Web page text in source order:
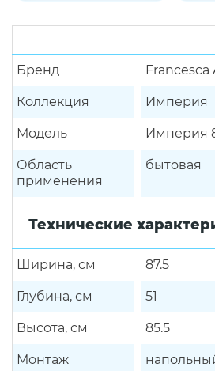
Бренд Francesca
Коллекция Империя
Модель Империя
Область
применения
бытовая
Технические
Ширина, см 87.5
Глубина, см 51
Высота, см 85.5
Монтаж